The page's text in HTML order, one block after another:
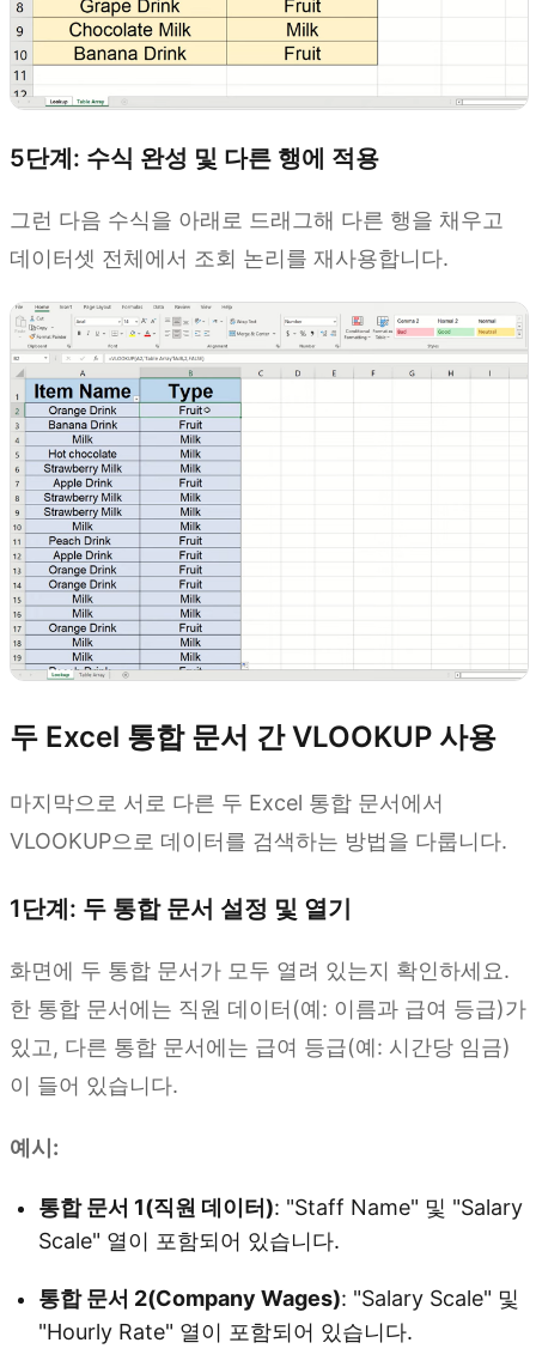
5단계: 수식 완성 및 다른 행에 적용
그런 다음 수식을 아래로 드래그해 다른 행을 채우고
데이터셋 전체에서 조회 논리를 재사용합니다.
두 Excel 통합 문서 간 VLOOKUP 사용
마지막으로 서로 다른 두 Excel 통합 문서에서
VLOOKUP으로 데이터를 검색하는 방법을 다룹니다.
1단계: 두 통합 문서 설정 및 열기
화면에 두 통합 문서가 모두 열려 있는지 확인하세요.
한 통합 문서에는 직원 데이터(예: 이름과 급여 등급)가
있고, 다른 통합 문서에는 급여 등급(예: 시간당 임금)
이 들어 있습니다.
예시:
통합 문서 1(직원 데이터): "Staff Name" 및 "Salary
Scale" 열이 포함되어 있습니다.
통합 문서 2(Company Wages): "Salary Scale" 및
"Hourly Rate" 열이 포함되어 있습니다.